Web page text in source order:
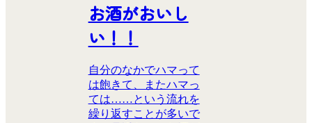
お酒がおいし
い！！
自分のなかでハマって
は飽きて、またハマっ
ては……という流れを
繰り返すことが多いで